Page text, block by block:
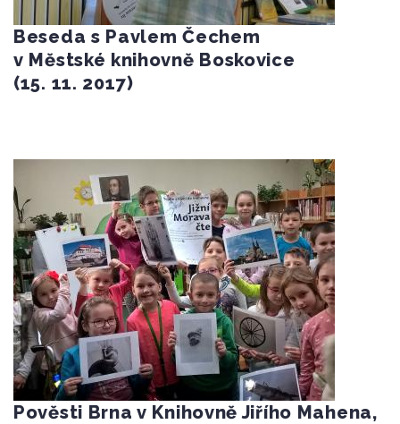
Beseda s Pavlem Čechem
v Městské knihovně Boskovice
(15. 11. 2017)
Pověsti Brna v Knihovně Jiřího Mahena,